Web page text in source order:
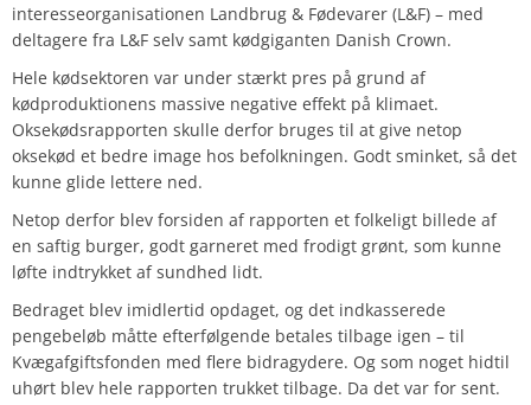
interesseorganisationen Landbrug & Fødevarer (L&F) – med
deltagere fra L&F selv samt kødgiganten Danish Crown.
Hele kødsektoren var under stærkt pres på grund af
kødproduktionens massive negative effekt på klimaet.
Oksekødsrapporten skulle derfor bruges til at give netop
oksekød et bedre image hos befolkningen. Godt sminket, så det
kunne glide lettere ned.
Netop derfor blev forsiden af rapporten et folkeligt billede af
en saftig burger, godt garneret med frodigt grønt, som kunne
løfte indtrykket af sundhed lidt.
Bedraget blev imidlertid opdaget, og det indkasserede
pengebeløb måtte efterfølgende betales tilbage igen – til
Kvægafgiftsfonden med flere bidragydere. Og som noget hidtil
uhørt blev hele rapporten trukket tilbage. Da det var for sent.